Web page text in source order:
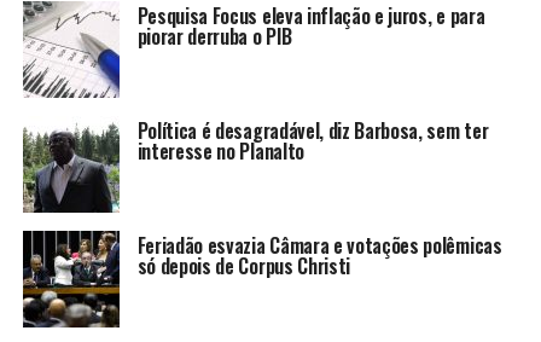
Pesquisa Focus eleva inflação e juros, e para
piorar derruba o PIB
Política é desagradável, diz Barbosa, sem ter
interesse no Planalto
Feriadão esvazia Câmara e votações polêmicas
só depois de Corpus Christi